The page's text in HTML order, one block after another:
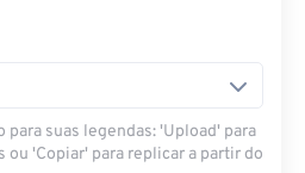
para suas legendas: 'Upload' para
ou 'Copiar' para replicar a partir do